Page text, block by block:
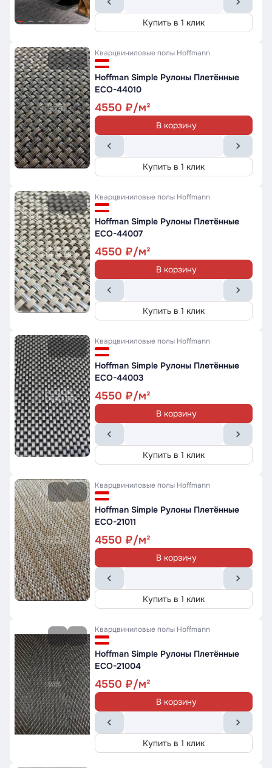
Купить в 1 клик
Кварцвиниловые полы Hoffmann
Hoffman Simple Рулоны Плетённые
ECO-44010
4550
В корзину
Купить в 1 клик
Кварцвиниловые полы Hoffmann
Hoffman Simple Рулоны Плетённые
ECO-44007
4550
В корзину
Купить в 1 клик
Кварцвиниловые полы Hoffmann
Hoffman Simple Рулоны Плетённые
ECO-44003
4550
В корзину
Купить в 1 клик
Кварцвиниловые полы Hoffmann
Hoffman Simple Рулоны Плетённые
ECO-21011
4550
В корзину
Купить в 1 клик
Кварцвиниловые полы Hoffmann
Hoffman Simple Рулоны Плетённые
ECO-21004
4550
В корзину
Купить в 1 клик